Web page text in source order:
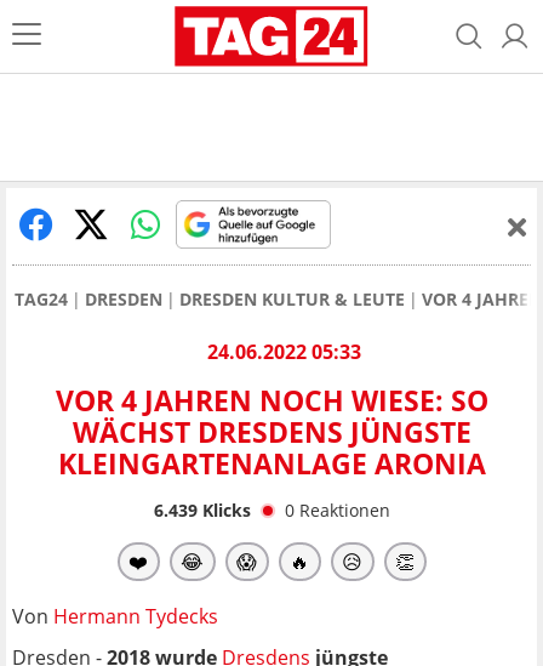
TAG24 DRESDEN DRESDEN KULTUR & LEUTE VOR 4
24.06.2022 05:33
VOR 4 JAHREN NOCH WIESE: SO
WÄCHST DRESDENS JÜNGSTE
KLEINGARTENANLAGE ARONIA
6.439Klicks 0 Reaktionen
❤️ 😂 😱 🔥 😥 👏
Von Hermann Tydecks
Dresden -2018 wurde Dresdens jüngste